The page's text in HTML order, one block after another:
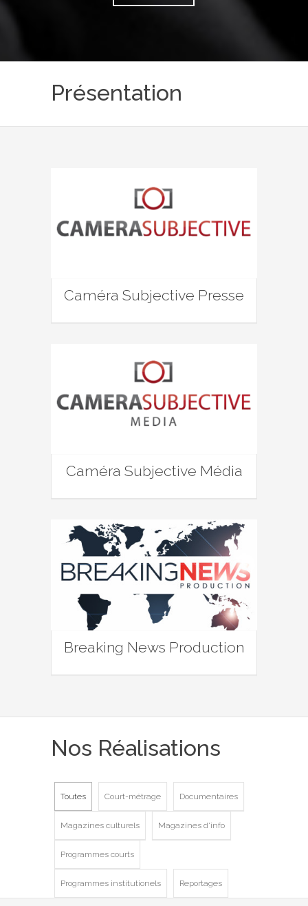
Présentation
Caméra Subjective Presse
Caméra Subjective Média
Breaking News Production
Nos Réalisations
Toutes Court-métrage Documentaires
Magazines culturels Magazines d'info
Programmes courts
Programmes institutionels Reportages